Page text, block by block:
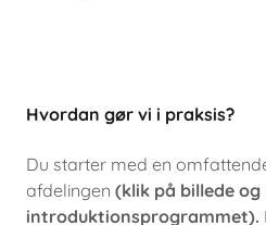
Hvordan gør vi i praksis?
Du starter med en
afdelingen (klik på billede
introduktionsprogrammet).